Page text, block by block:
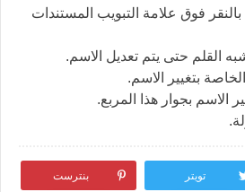
فوق علامة التبويب المستندات
القلم حتى يتم تعديل الاسم.
بتغيير الاسم.
الاسم بجوار هذا المربع.
تويتر بنترست